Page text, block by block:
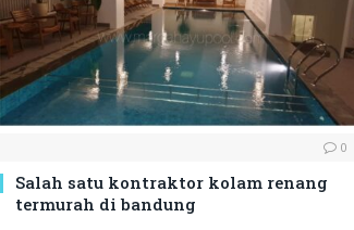
0
Salah satu kontraktor kolam renang
termurah di bandung